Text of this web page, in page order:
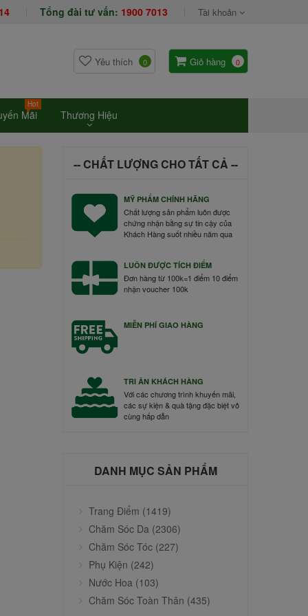
Tổng đài tư vấn: 1900 7013 Tài khoản
Yêu thích 0 Giỏ hàng 0
Mãi
Hot
Thương Hiệu
-- CHẤT LƯỢNG CHO TẤT CẢ --
MỸ PHẨM CHÍNH HÃNG
Chất lượng sản phẩm luôn được
chứng nhận bằng sự tin cậy của
Khách Hàng suốt nhiều năm qua
LUÔN ĐƯỢC TÍCH ĐIỂM
Đơn hàng từ 100k=1 điểm 10 điểm
nhận voucher 100k
MIỄN PHÍ GIAO HÀNG
TRI ÂN KHÁCH HÀNG
Với các chương trình khuyến mãi,
các sự kiện & quà tặng đặc biệt vô
cùng hấp dẫn
DANH MỤC SẢN PHẨM
Trang Điểm (1419)
Chăm Sóc Da (2306)
Chăm Sóc Tóc (227)
Phụ Kiện (242)
Nước Hoa (103)
Chăm Sóc Toàn Thân (435)